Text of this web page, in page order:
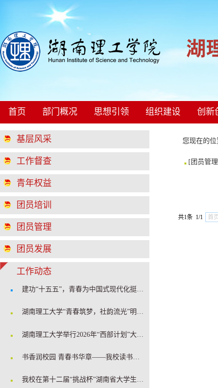
首页 部门概况 思想引领 组织建设 创新
基层风采
工作督查
青年权益
团员培训
团员管理
团员发展
工作动态
建功“十五五”，青春为中国式现代化挺膺担当 ——我校2026年暑期“三下乡”社会实践正式启动
湖南理工大学“青春筑梦，社韵流光”明星社团答辩会圆满落幕
我校在第十二届“挑战杯”湖南省大学生创业计划竞赛斩获一金四银
您现在的
[ 团员管理
共1条 1/1 首